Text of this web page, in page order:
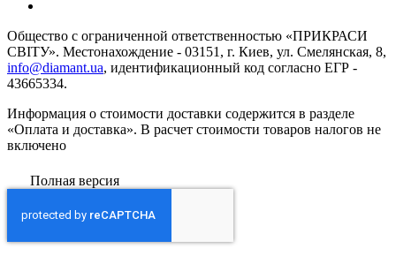
Общество с ограниченной ответственностью «ПРИКРАСИ
СВІТУ». Местонахождение - 03151, г. Киев, ул. Смелянская, 8,
info@diamant.ua, идентификационный код согласно ЕГР -
43665334.
Информация о стоимости доставки содержится в разделе
«Оплата и доставка». В расчет стоимости товаров налогов не
включено
Полная версия